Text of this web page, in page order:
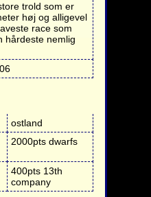
trold som er
høj og alligevel
race som
hårdeste nemlig
ostland
2000pts dwarfs
400pts 13th
company